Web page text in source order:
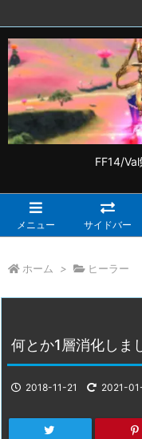
FF14/
メニュー サイドバー
ホーム > ヒーラー
何とか1層消化しま
2018-11-21 2021-